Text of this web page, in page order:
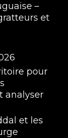
–
et
pour
analyser
et les